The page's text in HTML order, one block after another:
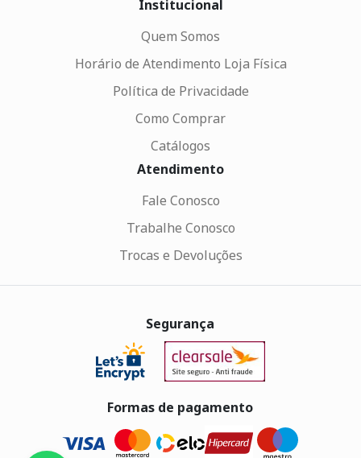
Institucional
Quem Somos
Horário de Atendimento Loja Física
Política de Privacidade
Como Comprar
Catálogos
Atendimento
Fale Conosco
Trabalhe Conosco
Trocas e Devoluções
Segurança
Formas de pagamento